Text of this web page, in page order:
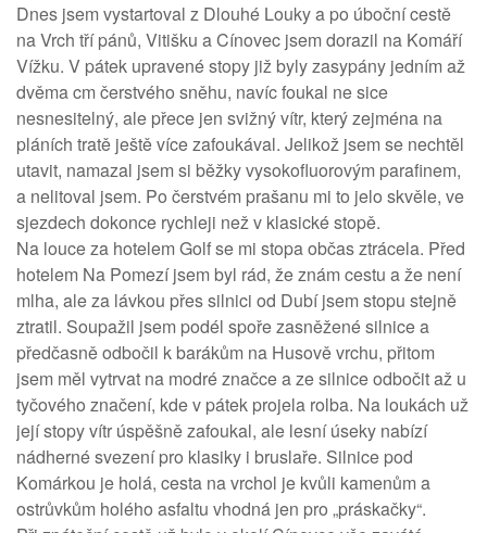
Dnes jsem vystartoval z Dlouhé Louky a po úboční cestě
na Vrch tří pánů, Vitišku a Cínovec jsem dorazil na Komáří
Vížku. V pátek upravené stopy již byly zasypány jedním až
dvěma cm čerstvého sněhu, navíc foukal ne sice
nesnesitelný, ale přece jen svižný vítr, který zejména na
pláních tratě ještě více zafoukával. Jelikož jsem se nechtěl
utavit, namazal jsem si běžky vysokofluorovým parafinem,
a nelitoval jsem. Po čerstvém prašanu mi to jelo skvěle, ve
sjezdech dokonce rychleji než v klasické stopě.
Na louce za hotelem Golf se mi stopa občas ztrácela. Před
hotelem Na Pomezí jsem byl rád, že znám cestu a že není
mlha, ale za lávkou přes silnici od Dubí jsem stopu stejně
ztratil. Soupažil jsem podél spoře zasněžené silnice a
předčasně odbočil k barákům na Husově vrchu, přitom
jsem měl vytrvat na modré značce a ze silnice odbočit až u
tyčového značení, kde v pátek projela rolba. Na loukách už
její stopy vítr úspěšně zafoukal, ale lesní úseky nabízí
nádherné svezení pro klasiky i bruslaře. Silnice pod
Komárkou je holá, cesta na vrchol je kvůli kamenům a
ostrůvkům holého asfaltu vhodná jen pro „práskačky“.